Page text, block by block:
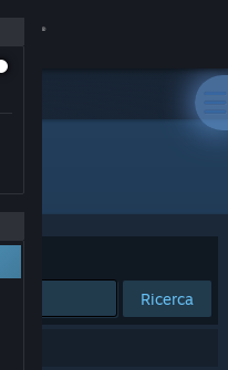
Ricerca